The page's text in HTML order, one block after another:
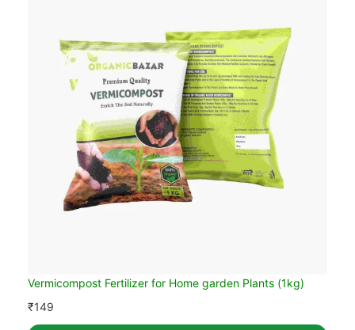
Vermicompost Fertilizer for Home garden Plants (1kg)
₹149